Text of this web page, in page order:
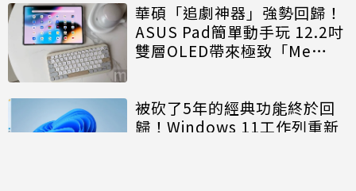
華碩「追劇神器」強勢回歸！
ASUS Pad簡單動手玩 12.2吋
雙層OLED帶來極致「Me
被砍了5年的經典功能終於回
歸！Windows 11工作列重新